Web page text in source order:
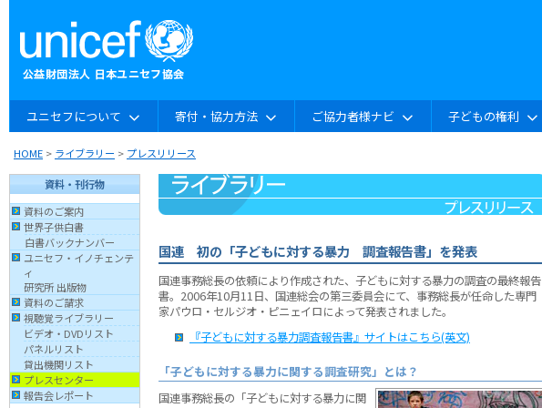
ユニセフについて 寄付・協力方法 ご協力者様ナビ 子どもの権利
HOME > ライブラリー > プレスリリース
資料・刊行物
資料のご案内
世界子供白書
白書バックナンバー
ユニセフ・イノチェンテ
ィ
研究所 出版物
資料のご請求
視聴覚ライブラリー
ビデオ・DVDリスト
パネルリスト
貸出機関リスト
プレスセンター
報告会レポート
国連 初の「子どもに対する暴力 調査報告書」を発表
国連事務総長の依頼により作成された、子どもに対する暴力の調査の最終報告
書。2006年10月11日、国連総会の第三委員会にて、事務総長が任命した専門
家パウロ・セルジオ・ピニェイロによって発表されました。
『子どもに対する暴力調査報告書』サイトはこちら(英文)
「子どもに対する暴力に関する調査研究」とは？
国連事務総長の「子どもに対する暴力に関